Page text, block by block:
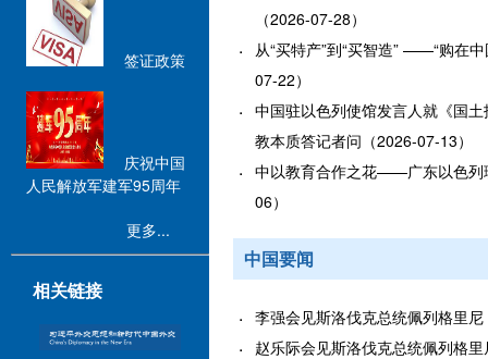
签证政策
庆祝中国
人民解放军建军95周年
更多...
相关链接
（2026-07-28）
从“买特产”到“买智造” ——“购在
07-22）
中国驻以色列使馆发言人就《国土
教本质答记者问（2026-07-13）
中以教育合作之花——广东以色列
06）
中国要闻
李强会见斯洛伐克总统佩列格里
赵乐际会见斯洛伐克总统佩列格